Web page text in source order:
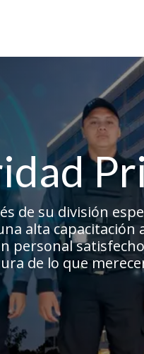
de su división
alta capacitación
personal
de lo que